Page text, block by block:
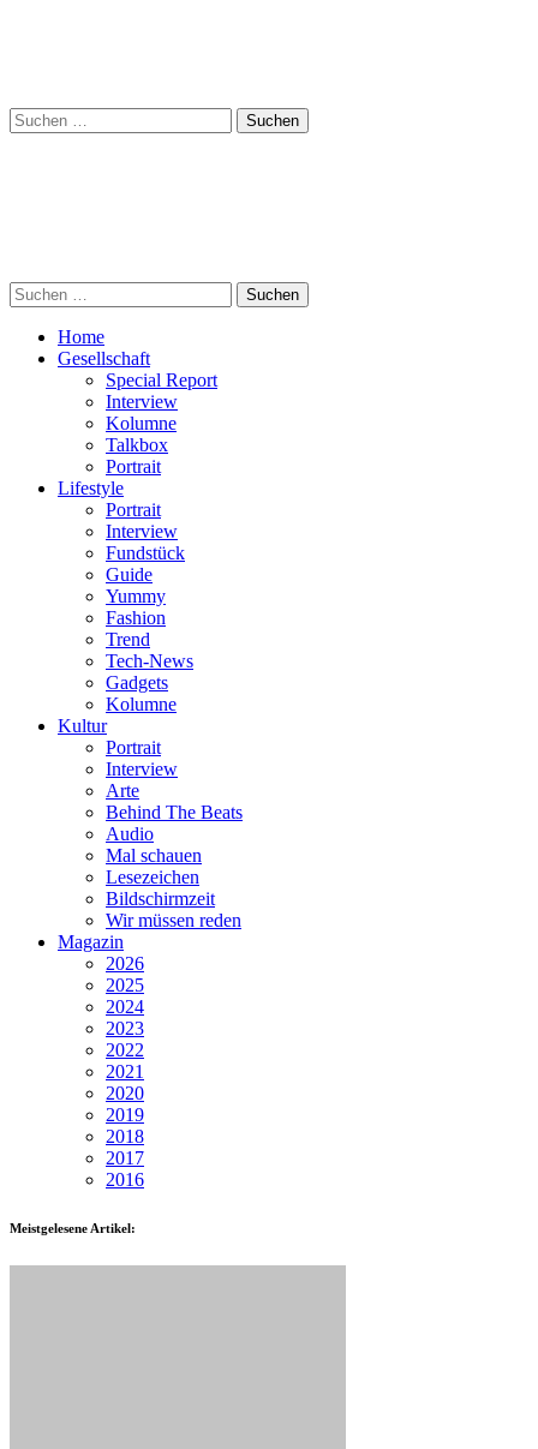
Suchen
nach:
Suchen
nach:
Home
Gesellschaft
Special Report
Interview
Kolumne
Talkbox
Portrait
Lifestyle
Portrait
Interview
Fundstück
Guide
Yummy
Fashion
Trend
Tech-News
Gadgets
Kolumne
Kultur
Portrait
Interview
Arte
Behind The Beats
Audio
Mal schauen
Lesezeichen
Bildschirmzeit
Wir müssen reden
Magazin
2026
2025
2024
2023
2022
2021
2020
2019
2018
2017
2016
Meistgelesene Artikel: